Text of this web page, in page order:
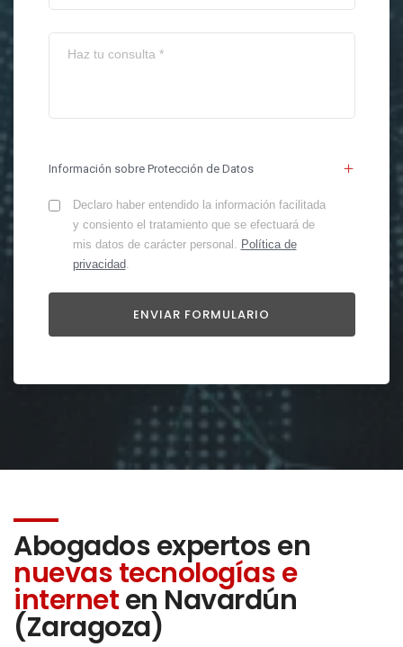
Información sobre Protección de Datos
Declaro haber entendido la información facilitada
y consiento el tratamiento que se efectuará de
mis datos de carácter personal. Política de
privacidad.
Abogados expertos en
nuevas tecnologías e
interneten Navardún
(Zaragoza)